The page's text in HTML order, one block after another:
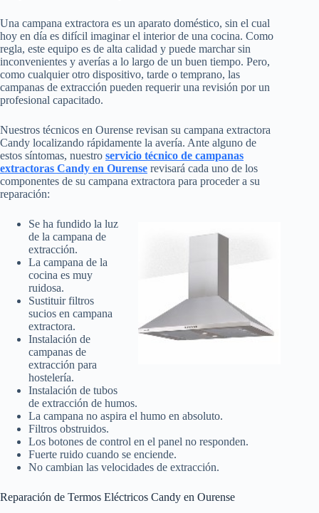
Una campana extractora es un aparato doméstico, sin el cual
hoy en día es difícil imaginar el interior de una cocina. Como
regla, este equipo es de alta calidad y puede marchar sin
inconvenientes y averías a lo largo de un buen tiempo. Pero,
como cualquier otro dispositivo, tarde o temprano, las
campanas de extracción pueden requerir una revisión por un
profesional capacitado.
Nuestros técnicos en Ourense revisan su campana extractora
Candy localizando rápidamente la avería. Ante alguno de
estos síntomas, nuestro servicio técnico de campanas
extractoras Candy en Ourense revisará cada uno de los
componentes de su campana extractora para proceder a su
reparación:
Se ha fundido la luz
de la campana de
extracción.
La campana de la
cocina es muy
ruidosa.
Sustituir filtros
sucios en campana
extractora.
Instalación de
campanas de
extracción para
hostelería.
Instalación de tubos
de extracción de humos.
La campana no aspira el humo en absoluto.
Filtros obstruidos.
Los botones de control en el panel no responden.
Fuerte ruido cuando se enciende.
No cambian las velocidades de extracción.
Reparación de Termos Eléctricos Candy en Ourense